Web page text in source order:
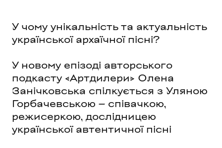
У чому унікальність та актуальність
української архаїчної пісні?
У новому епізоді авторського
подкасту «Артдилери» Олена
Занічковська спілкується з Уляною
Горбачевською – співачкою,
режисеркою, дослідницею
української автентичної пісні